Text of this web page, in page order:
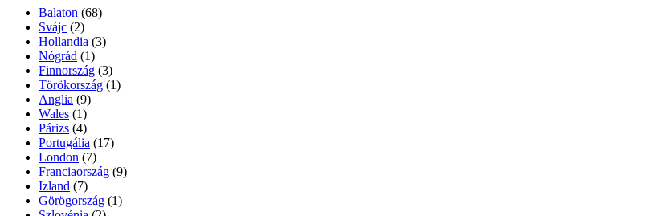
Balaton (68)
Svájc (2)
Hollandia (3)
Nógrád (1)
Finnország (3)
Törökország (1)
Anglia (9)
Wales (1)
Párizs (4)
Portugália (17)
London (7)
Franciaország (9)
Izland (7)
Görögország (1)